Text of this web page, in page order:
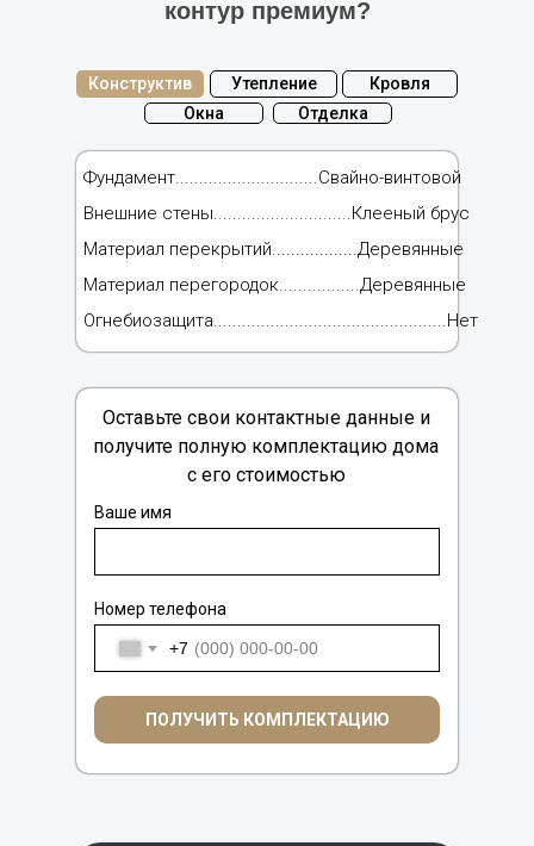
контур премиум?
Отделка
Окна
Кровля
Утепление
Конструктив
Фундамент..............................Свайно-винтовой
Внешние стены.............................Клееный брус
Материал перекрытий..................Деревянные
Материал перегородок.................Деревянные
Огнебиозащита.................................................Нет
Ваше имя
Номер телефона
+7
ПОЛУЧИТЬ КОМПЛЕКТАЦИЮ
Оставьте свои контактные данные и
получите полную комплектацию дома
с его стоимостью